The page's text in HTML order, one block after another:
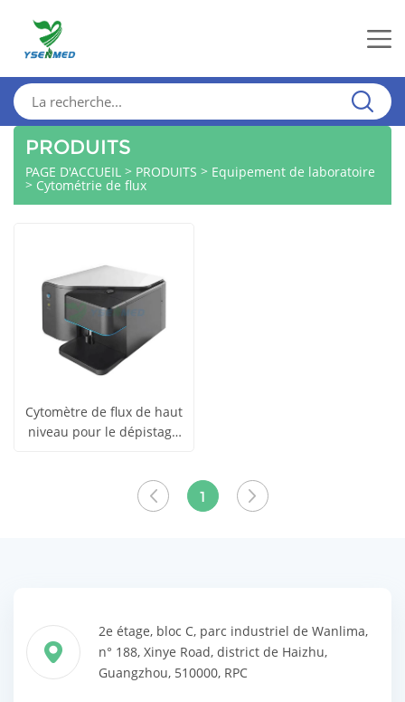
PRODUITS
PAGE D'ACCUEIL > PRODUITS > Equipement de laboratoire
> Cytométrie de flux
prix
Cytomètre de flux de haut
niveau pour le dépistage
flux FCM YSTE-AE7S
1
2e étage, bloc C, parc industriel de Wanlima,
n° 188, Xinye Road, district de Haizhu,
Guangzhou, 510000, RPC